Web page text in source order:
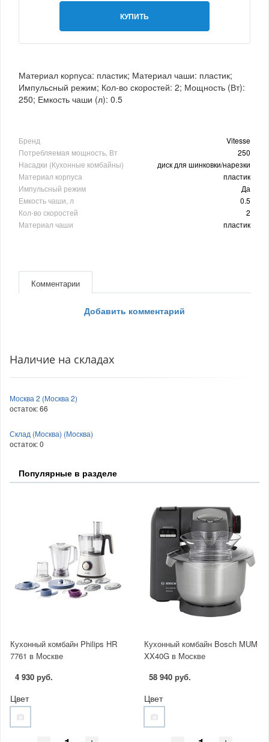
КУПИТЬ
Материал корпуса: пластик; Материал чаши: пластик;
Импульсный режим; Кол-во скоростей: 2; Мощность (Вт):
250; Емкость чаши (л): 0.5
Бренд
Vitesse
Потребляемая мощность, Вт
250
Насадки (Кухонные комбайны)
диск для шинковки/нарезки
Материал корпуса
пластик
Импульсный режим
Да
Емкость чаши, л
0.5
Кол-во скоростей
2
Материал чаши
пластик
Комментарии
Добавить комментарий
Наличие на складах
Москва 2 (Москва 2)
остаток:66
Склад (Москва) (Москва)
остаток:0
Популярные в разделе
Кухонный комбайн Philips HR
7761 в Москве
4 930 руб.
Цвет
Кухонный комбайн Bosch MUM
XX40G в Москве
58 940 руб.
Цвет